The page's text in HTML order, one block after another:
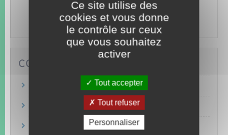
Permis bateau,Tourisme,
chasser…
COMMENT FAIRE SI…
Je pars de chez mes parents
J'attends un enfant
Ce site utilise des
cookies et vous donne
le contrôle sur ceux
que vous souhaitez
activer
Tout accepter
Tout refuser
Personnaliser